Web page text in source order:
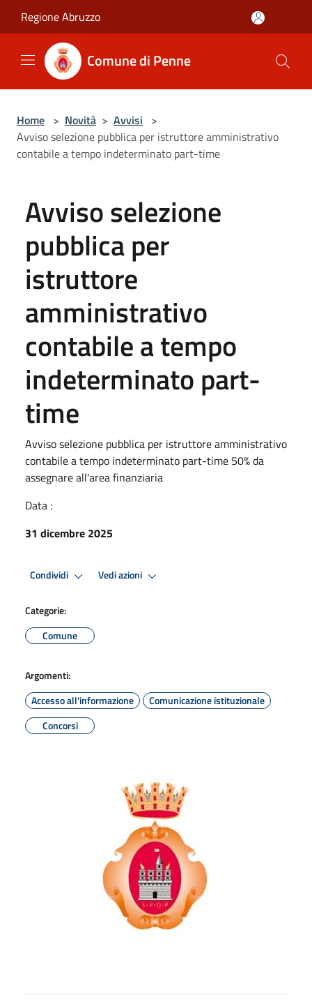
Regione Abruzzo
Comune di Penne
Home > Novità > Avvisi >
Avviso selezione pubblica per istruttore amministrativo
contabile a tempo indeterminato part-time
Avviso selezione
pubblica per
istruttore
amministrativo
contabile a tempo
indeterminato part-
time
Avviso selezione pubblica per istruttore amministrativo
contabile a tempo indeterminato part-time 50% da
assegnare all'area finanziaria
Data :
31 dicembre 2025
Condividi Vedi azioni
Categorie:
Comune
Argomenti:
Accesso all'informazione
Comunicazione istituzionale
Concorsi